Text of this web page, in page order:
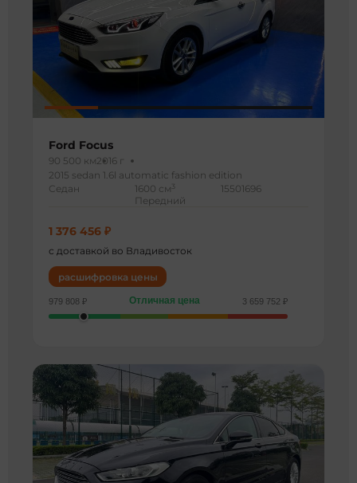
Ford Focus
90 500 км2016 г
2015 sedan 1.6l automatic fashion edition
Седан
1600 см 3
Передний
15501696
1 376 456 ₽
с доставкой во Владивосток
расшифровка цены
979 808 ₽ Отличная цена 3 659 752 ₽